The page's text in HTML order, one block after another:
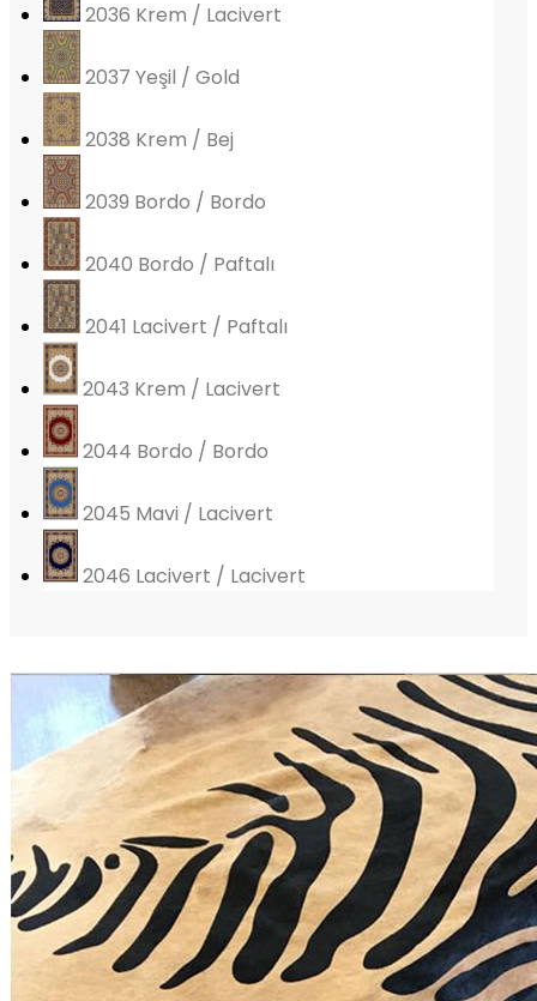
2036 Krem / Lacivert
2037 Yeşil / Gold
2038 Krem / Bej
2039 Bordo / Bordo
2040 Bordo / Paftalı
2041 Lacivert / Paftalı
2043 Krem / Lacivert
2044 Bordo / Bordo
2045 Mavi / Lacivert
2046 Lacivert / Lacivert